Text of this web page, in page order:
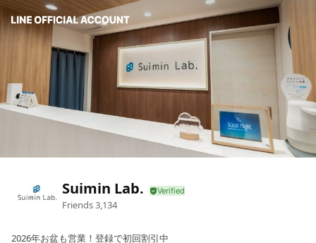
Suimin Lab.
Friends3,134
2026年お盆も営業！登録で初回割引中